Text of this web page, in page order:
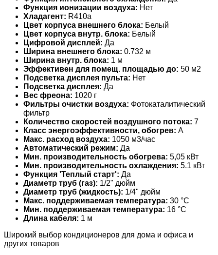
Функция ионизации воздуха: Нет
Хладагент: R410a
Цвет корпуса внешнего блока: Белый
Цвет корпуса внутр. блока: Белый
Цифровой дисплей: Да
Ширина внешнего блока: 0.732 м
Ширина внутр. блока: 1 м
Эффективен для помещ. площадью до: 50 м2
Подсветка дисплея пульта: Нет
Подсветка дисплея: Да
Вес фреона: 1020 г
Фильтры очистки воздуха: Фотокаталитический
фильтр
Количество скоростей воздушного потока: 7
Класс энергоэффективности, обогрев: A
Макс. расход воздуха: 1050 м3/час
Автоматический режим: Да
Мин. производительность обогрева: 5,05 кВт
Мин. производительность охлаждения: 5.1 кВт
Функция 'Теплый старт': Да
Диаметр труб (газ): 1/2" дюйм
Диаметр труб (жидкость): 1/4" дюйм
Макс. поддерживаемая температура: 30 °С
Мин. поддерживаемая температура: 16 °С
Длина кабеля: 1 м
Широкий выбор кондиционеров для дома и офиса и
других товаров